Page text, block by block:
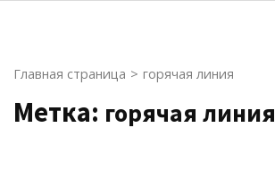
Главная страница > горячая линия
Метка: горячая линия